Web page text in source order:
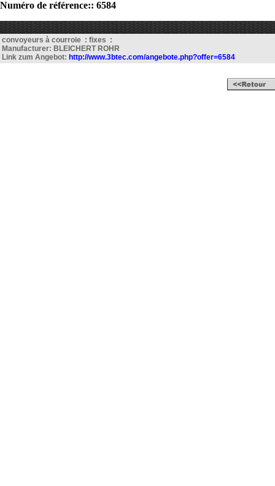
Numéro de référence:: 6584
convoyeurs à courroie : fixes :
Manufacturer: BLEICHERT ROHR
Link zum Angebot: http://www.3btec.com/angebote.php?offer=6584